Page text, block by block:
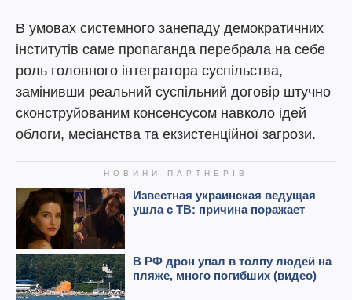
В умовах системного занепаду демократичних
інститутів саме пропаганда перебрала на себе
роль головного інтегратора суспільства,
замінивши реальний суспільний договір штучно
сконструйованим консенсусом навколо ідей
облоги, месіанства та екзистенційної загрози.